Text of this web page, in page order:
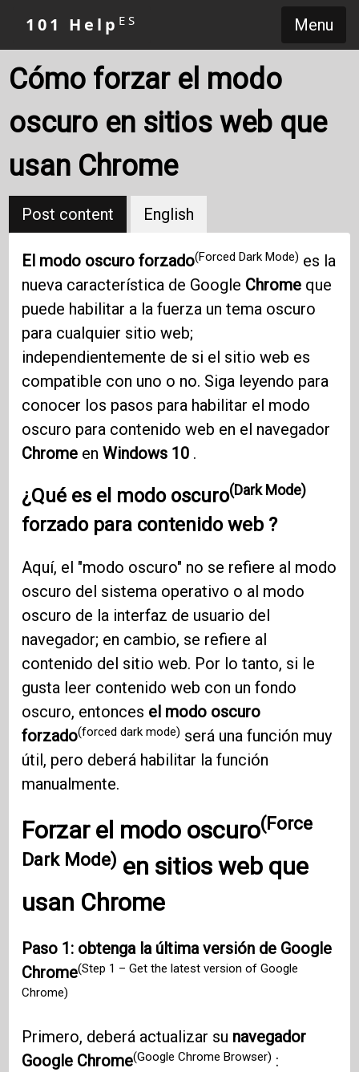
Menu
101 Help ES
Cómo forzar el modo
oscuro en sitios web que
usan Chrome
Post content English
El modo oscuro forzado(Forced Dark Mode) es la
nueva característica de Google Chrome que
puede habilitar a la fuerza un tema oscuro
para cualquier sitio web;
independientemente de si el sitio web es
compatible con uno o no. Siga leyendo para
conocer los pasos para habilitar el modo
oscuro para contenido web en el navegador
Chrome enWindows 10 .
¿Qué es el modo oscuro(Dark Mode)
forzado para contenidoweb ?
Aquí, el "modo oscuro" no se refiere al modo
oscuro del sistema operativo o al modo
oscuro de la interfaz de usuario del
navegador; en cambio, se refiere al
contenido del sitio web. Por lo tanto, si le
gusta leer contenido web con un fondo
oscuro, entonces el modo oscuro
forzado(forced dark mode) será una función muy
útil, pero deberá habilitar la función
manualmente.
Forzar el modo oscuro(Force
Dark Mode) en sitios web que
usan Chrome
Paso 1: obtenga la última versión de Google
Chrome(Step 1 – Get the latest version of Google
Chrome)
Primero, deberá actualizar su navegador
Google Chrome(Google Chrome Browser) :